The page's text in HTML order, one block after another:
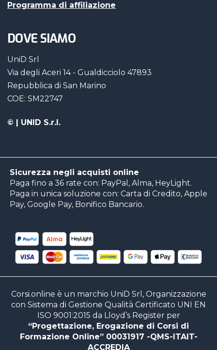
Programma di affiliazione
DOVE SIAMO
UniD Srl
Via degli Aceri 14 - Gualdicciolo 47893
Repubblica di San Marino
COE: SM22747
© | UNID S.r.l.
Sicurezza negli acquisti online
Paga fino a 36 rate con: PayPal, Alma, HeyLight.
Paga in unica soluzione con: Carta di Credito, Apple
Pay, Google Pay, Bonifico Bancario.
Corsi.online è un marchio UniD Srl, Organizzazione
con Sistema di Gestione Qualità Certificato UNI EN
ISO 9001:2015 da Lloyd’s Register per
“Progettazione, Erogazione di Corsi di
Formazione Online” 00031917 -QMS-ITAIT-
ACCREDIA